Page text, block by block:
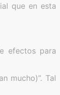
que en esta
efectos para
mucho)”. Tal